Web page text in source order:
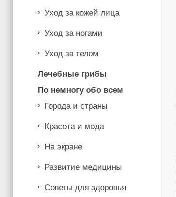
Уход за кожей лица
Уход за ногами
Уход за телом
Лечебные грибы
По немногу обо всем
Города и страны
Красота и мода
На экране
Развитие медицины
Советы для здоровья